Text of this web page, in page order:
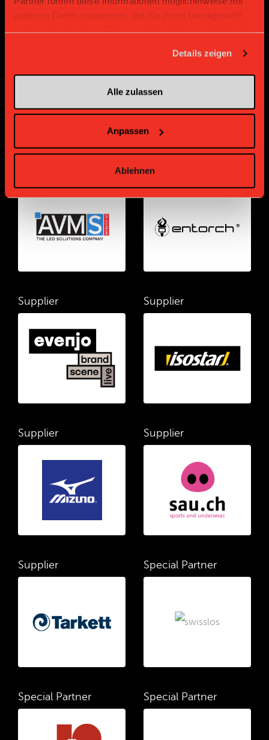
weiteren Daten zusammen, die Sie ihnen bereitgestellt
Details zeigen
Alle zulassen
Anpassen
AblehnenSupplier
Supplier Supplier
Supplier Supplier
Supplier Special Partner
Special Partner Special Partner